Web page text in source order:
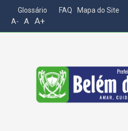
Glossário FAQ Mapa do Site
A-
A A+